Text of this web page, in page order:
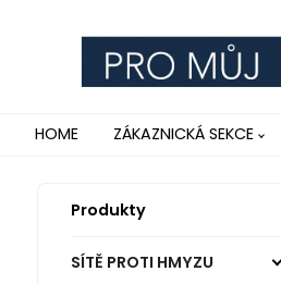
HOME ZÁKAZNICKÁ SEKCE
Produkty
SÍTĚ PROTI HMYZU